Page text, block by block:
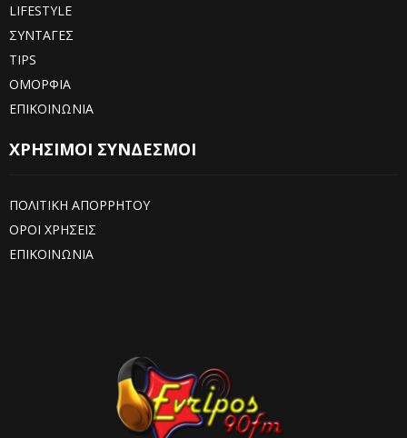
LIFESTYLE
ΣΥΝΤΑΓΕΣ
TIPS
ΟΜΟΡΦΙΑ
ΕΠΙΚΟΙΝΩΝΙΑ
ΧΡΗΣΙΜΟΙ ΣΥΝΔΕΣΜΟΙ
ΠΟΛΙΤΙΚΗ ΑΠΟΡΡΗΤΟΥ
ΟΡΟΙ ΧΡΗΣΕΙΣ
ΕΠΙΚΟΙΝΩΝΙΑ